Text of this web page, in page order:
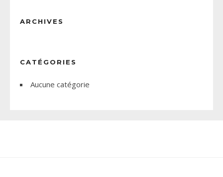
ARCHIVES
CATÉGORIES
Aucune catégorie